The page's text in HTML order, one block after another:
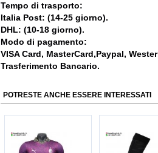
Tempo di trasporto:
Italia Post: (14-25 giorno).
DHL: (10-18 giorno).
Modo di pagamento:
VISA Card, MasterCard,Paypal,
Trasferimento Bancario.
POTRESTE ANCHE ESSERE INTERESSATI